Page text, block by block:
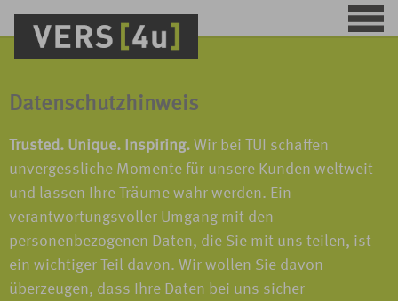
Datenschutzhinweis
Trusted. Unique. Inspiring. Wir bei TUI schaffen
unvergessliche Momente für unsere Kunden weltweit
und lassen Ihre Träume wahr werden. Ein
verantwortungsvoller Umgang mit den
personenbezogenen Daten, die Sie mit uns teilen, ist
ein wichtiger Teil davon. Wir wollen Sie davon
überzeugen, dass Ihre Daten bei uns sicher